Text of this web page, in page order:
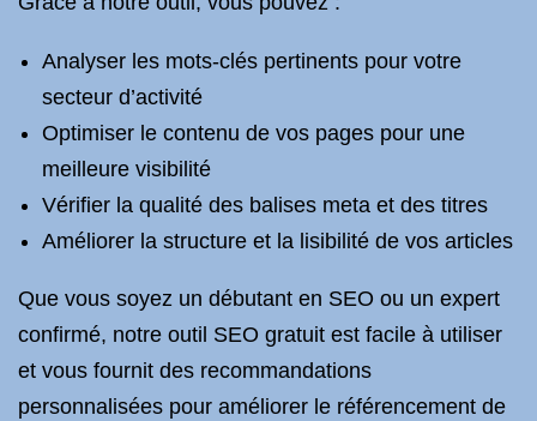
Analyser les mots-clés pertinents pour votre
secteur d’activité
Optimiser le contenu de vos pages pour une
meilleure visibilité
Vérifier la qualité des balises meta et des titres
Améliorer la structure et la lisibilité de vos articles
Que vous soyez un débutant en SEO ou un expert
confirmé, notre outil SEO gratuit est facile à utiliser
et vous fournit des recommandations
personnalisées pour améliorer le référencement de